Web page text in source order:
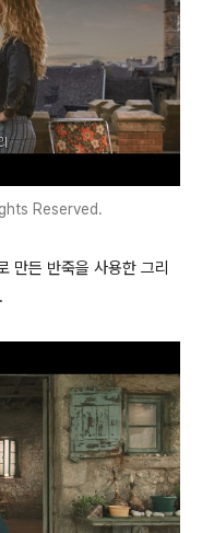
Reserved.
만든 반죽을 사용한 그리